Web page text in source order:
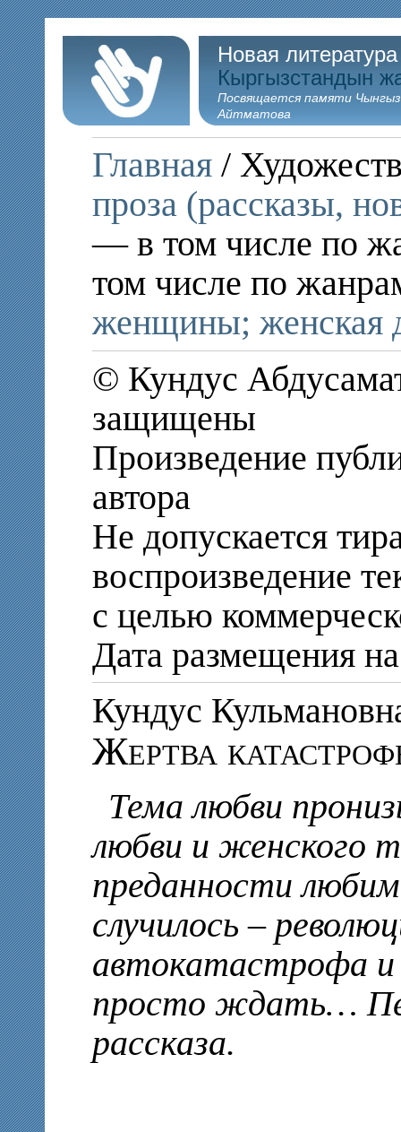
Новая
Кыргызстандын
Посвящается памяти
Айтматова
Главная /
проза (рассказы,
— в том числе по
том числе по
женщины; женская
© Кундус
защищены
Произведение
автора
Не допускается
воспроизведение
с целью
Дата размещения
Кундус
Жертва
Тема любви
любви и женского
преданности
случилось –
автокатастрофа
просто ждать…
рассказа.